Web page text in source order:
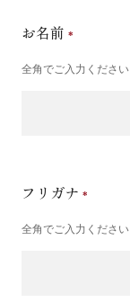
お名前
全角でご入力ください
フリガナ
全角でご入力ください